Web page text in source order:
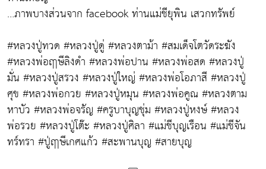
…ภาพบางส่วนจาก facebook ท่านแม่ชียุพิน เสวกทรัพย์
#หลวงปู่ทวด #หลวงปู่ดู่ #หลวงตาม้า #สมเด็จโตวัดระฆัง
#หลวงพ่อฤๅษีลิงดำ #หลวงพ่อปาน #หลวงพ่อสด #หลวงปู่
มั่น #หลวงปู่สรวง #หลวงปู่ใหญ่ #หลวงพ่อโอภาสี #หลวงปู่
ศุข #หลวงพ่อกวย #หลวงปู่หมุน #หลวงพ่อคูณ #หลวงตาม
หาบัว #หลวงพ่อจรัญ #ครูบาบุญชุ่ม #หลวงปู่หงษ์ #หลวง
พ่อรวย #หลวงปู่โต๊ะ #หลวงปู่ศิลา #แม่ชีบุญเรือน #แม่ชีจัน
ทร์ทรา #ปู่ฤๅษีเกศแก้ว #สะพานบุญ #สายบุญ